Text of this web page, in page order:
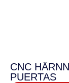
CNC
PUERTAS